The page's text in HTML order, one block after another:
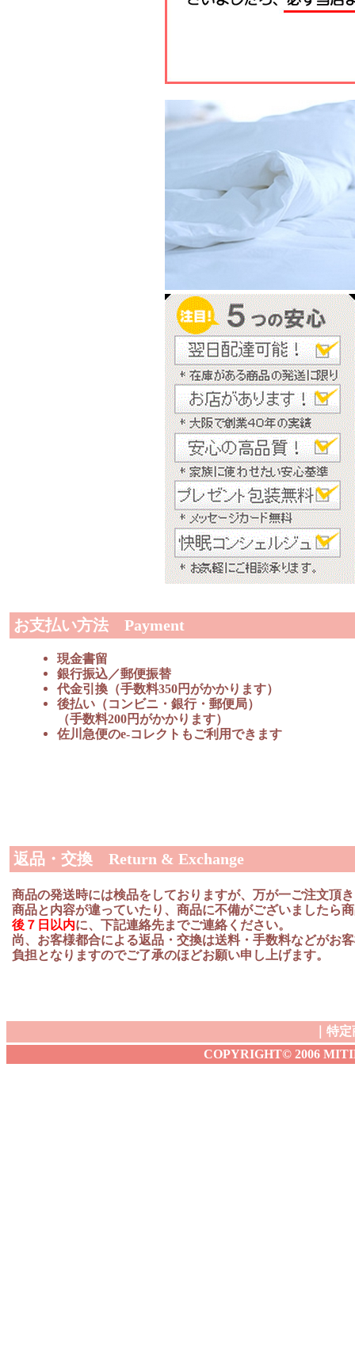
お支払い方法 Payment
現金書留
銀行振込／郵便振替
代金引換（手数料350円がかかります）
後払い（コンビニ・銀行・郵便局）
（手数料200円がかかります）
佐川急便のe-コレクトもご利用できます
返品・交換 Return & Exchange
商品の発送時には検品をしておりますが、万が一ご注文頂
商品と内容が違っていたり、商品に不備がございましたら
後７日以内に、下記連絡先までご連絡ください。
尚、お客様都合による返品・交換は送料・手数料などがお
負担となりますのでご了承のほどお願い申し上げます。
特定
COPYRIGHT© 2006